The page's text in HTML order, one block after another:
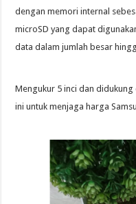
dengan memori internal
microSD yang dapat
data dalam jumlah besar
Mengukur 5 inci dan didukung
ini untuk menjaga harga